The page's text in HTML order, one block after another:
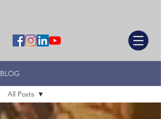
BLOG
All Posts
All Posts